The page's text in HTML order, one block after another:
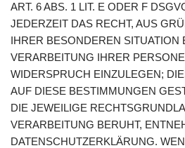
ART. 6 ABS. 1 LIT. E ODER F
JEDERZEIT DAS RECHT, AUS
IHRER BESONDEREN SITUATION
VERARBEITUNG IHRER
WIDERSPRUCH EINZULEGEN;
AUF DIESE BESTIMMUNGEN
DIE JEWEILIGE
VERARBEITUNG BERUHT,
DATENSCHUTZERKLÄRUNG.